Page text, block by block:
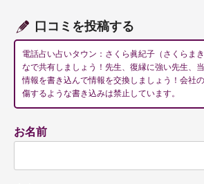
口コミを投稿する
電話占い占いタウン：さくら眞紀子（さくらま
なで共有しましょう！先生、復縁に強い先生、
情報を書き込んで情報を交換しましょう！会社
傷するような書き込みは禁止しています。
お名前